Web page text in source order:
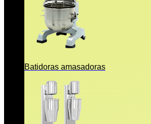
Batidoras amasadoras